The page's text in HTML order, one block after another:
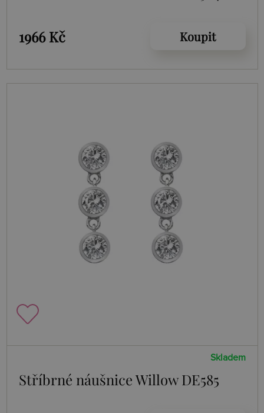
1966 Kč Koupit
Skladem
Stříbrné náušnice Willow DE585